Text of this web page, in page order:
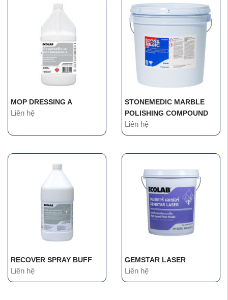
MOP DRESSING A
Liên hệ
STONEMEDIC MARBLE
POLISHING COMPOUND
Liên hệ
RECOVER SPRAY BUFF
Liên hệ
GEMSTAR LASER
Liên hệ